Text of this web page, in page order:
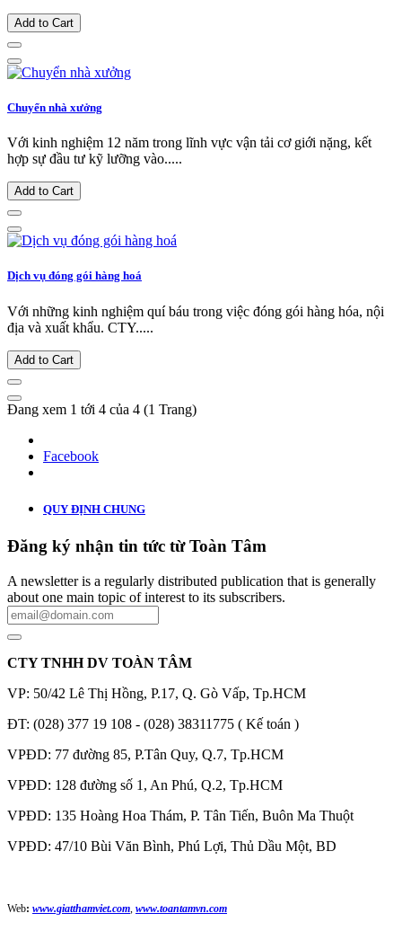
Add to Cart
Chuyển nhà xưởng
Với kinh nghiệm 12 năm trong lĩnh vực vận tải cơ giới nặng, kết
hợp sự đầu tư kỹ lưỡng vào.....
Add to Cart
Dịch vụ đóng gói hàng hoá
Với những kinh nghiệm quí báu trong việc đóng gói hàng hóa, nội
địa và xuất khẩu. CTY.....
Add to Cart
Đang xem 1 tới 4 của 4 (1 Trang)
Facebook
QUY ĐỊNH CHUNG
Đăng ký nhận tin tức từ Toàn Tâm
A newsletter is a regularly distributed publication that is generally
about one main topic of interest to its subscribers.
CTY TNHH DV TOÀN TÂM
VP: 50/42 Lê Thị Hồng, P.17, Q. Gò Vấp, Tp.HCM
ĐT: (028) 377 19 108 - (028) 38311775 ( Kế toán )
VPĐD: 77 đường 85, P.Tân Quy, Q.7, Tp.HCM
VPĐD: 128 đường số 1, An Phú, Q.2, Tp.HCM
VPĐD: 135 Hoàng Hoa Thám, P. Tân Tiến, Buôn Ma Thuột
VPĐD: 47/10 Bùi Văn Bình, Phú Lợi, Thủ Dầu Một, BD
Web: www.giatthamviet.com www.toantamvn.com